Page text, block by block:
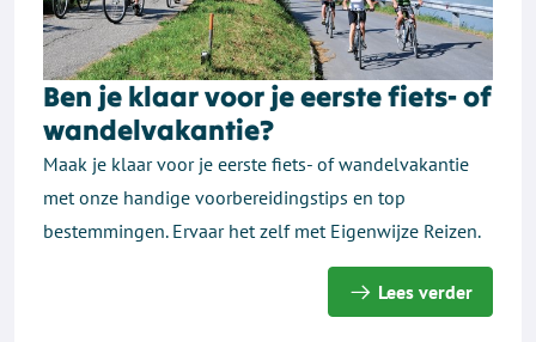
Ben je klaar voor je eerste fiets- of
wandelvakantie?
Maak je klaar voor je eerste fiets- of wandelvakantie
met onze handige voorbereidingstips en top
bestemmingen. Ervaar het zelf met Eigenwijze Reizen.
Lees verder